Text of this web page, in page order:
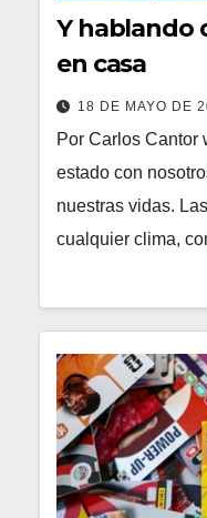
Y hablando
en casa
18 DE MAYO DE
Por Carlos Cantor
estado con
nuestras vidas.
cualquier clima,